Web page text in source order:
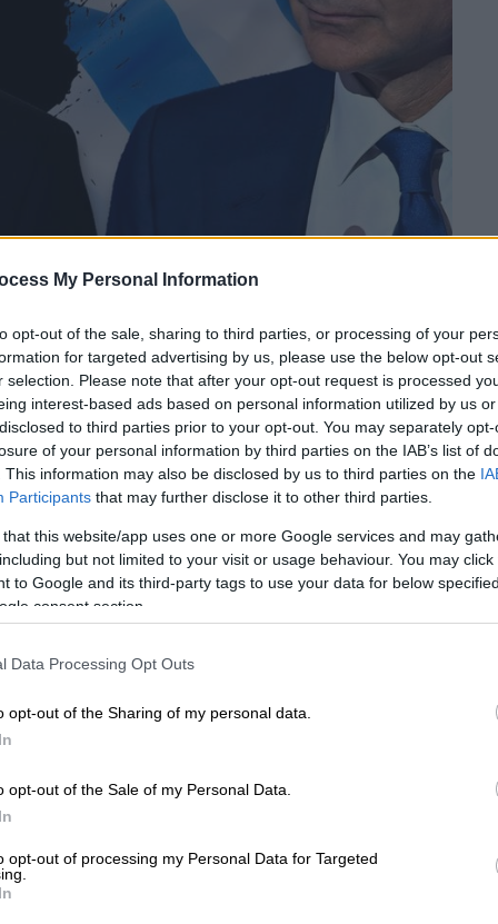
My Personal Information
opt-out of the sale, sharing to third parties, or processing of your
for targeted advertising by us, please use the below opt-out
selection. Please note that after your opt-out request is processed
interest-based ads based on personal information utilized by us
to third parties prior to your opt-out. You may separately
of your personal information by third parties on the IAB’s list of
This information may also be disclosed by us to third parties on the
Participants that may further disclose it to other third parties.
that this website/app uses one or more Google services and may
but not limited to your visit or usage behaviour. You may
to Google and its third-party tags to use your data for below
consent section.
Data Processing Opt Outs
opt-out of the Sharing of my personal data.
opt-out of the Sale of my Personal Data.
opt-out of processing my Personal Data for Targeted
το ΕΘΝΟΣ στη Google
πλαισίου τωνελληνοτουρκικών σχέσεων
πρωθυπουργούΚυριάκου Μητσοτάκημε
, που θα γίνει στο περιθώριο της
Όπως χαρακτηριστικά σημείωσε ο
μονοπάτι επαναπροσέγγισης,
δεν κάνει πίσω από τις κόκκινες
υπάρξει πλήρης αλλαγή της τουρκικής
το ποτήρι μισογεμάτο. Μετά την
βελτιωθεί το κλίμα και αυτό φαίνεται
δραστηριότητα από την τουρκική
καλύτερη συνεργασία στο
στη συνάντηση στο Βίλνιους, είναι
να γυρίσουμε σελίδα στις
αναφορά του Κυριάκου
του τουρισμού, των
κ.α.- που μπορεί να φέρει πιο κοντά